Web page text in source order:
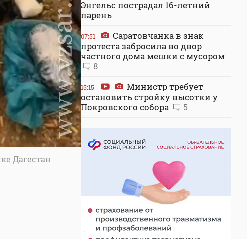
Дагестан
Энгельс пострадал 16-летний
парень
07:51
Саратовчанка в знак
протеста забросила во двор
частного дома мешки с мусором
8
15:15
Министр требует
остановить стройку высотки у
Покровского собора
5